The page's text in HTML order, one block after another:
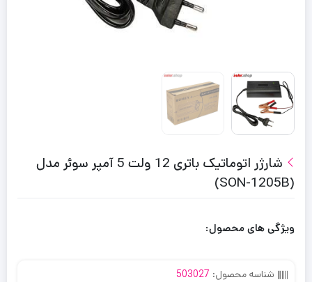
شارژر اتوماتیک باتری 12 ولت 5 آمپر سوئر مدل
(SON-1205B)
ویژگی های محصول:
شناسه محصول: 503027